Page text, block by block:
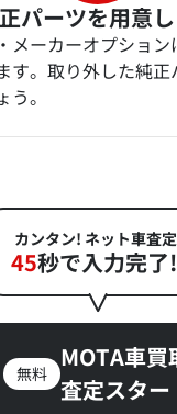
パーツを用意
メーカーオプショ
す。取り外した純
。
カンタン! ネット車査
45秒で入力完了
無料
MOTA車買
査定スター